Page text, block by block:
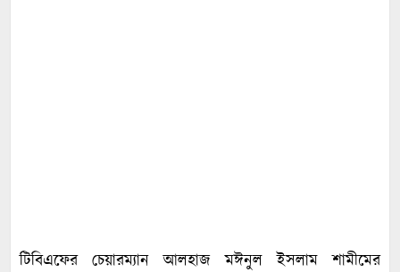
টিবিএফের চেয়ারম্যান আলহাজ মঈনুল ইসলাম শামীমের